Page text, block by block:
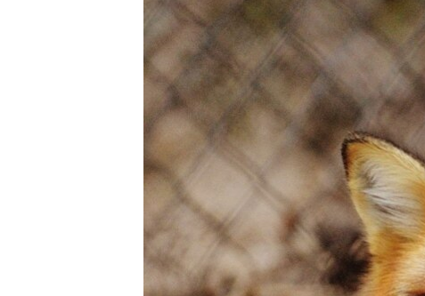
КРЫМ.НЕПОКОРЕННЫЙ
УКРАИНСКАЯ ПРОБЛЕМА КРЫМА